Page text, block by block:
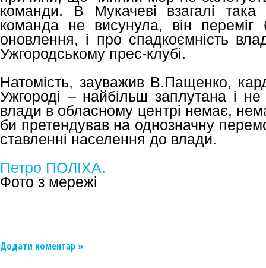
команди. В Мукачеві взагалі
команда не висунула, він
оновлення, і про спадкоємність
Ужгородському прес-клубі.
Натомість, зауважив В.Па­щенко,
Ужгороді – найбільш заплутана і
влади в обласному центрі немає,
би претендував на однозначну
ставленні населення до влади.
Петро ПОЛІХА.
Фото з мережі
Додати коментар »